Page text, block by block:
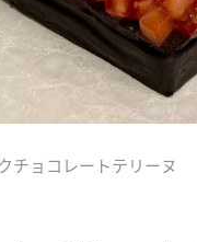
チョコレートテリーヌ